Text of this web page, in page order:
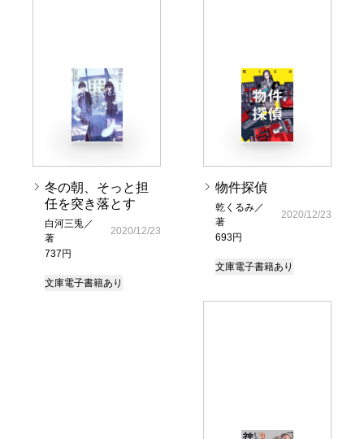
冬の朝、そっと担
任を突き落とす
白河三兎／
著
737円
2020/12/23
文庫電子書籍あり
物件探偵
乾くるみ／
著
693円
2020/12/23
文庫電子書籍あり